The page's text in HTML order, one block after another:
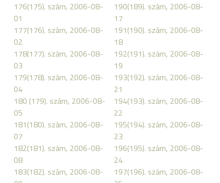
176(175). szám, 2006-08-
01
177(176). szám, 2006-08-
02
178(177). szám, 2006-08-
03
179(178). szám, 2006-08-
04
180 (179). szám, 2006-08-
05
181(180). szám, 2006-08-
07
182(181). szám, 2006-08-
08
183(182). szám, 2006-08-
190(189). szám, 2006-08-
17
191(190). szám, 2006-08-
18
192(191). szám, 2006-08-
19
193(192). szám, 2006-08-
21
194(193). szám, 2006-08-
22
195(194). szám, 2006-08-
23
196(195). szám, 2006-08-
24
197(196). szám, 2006-08-